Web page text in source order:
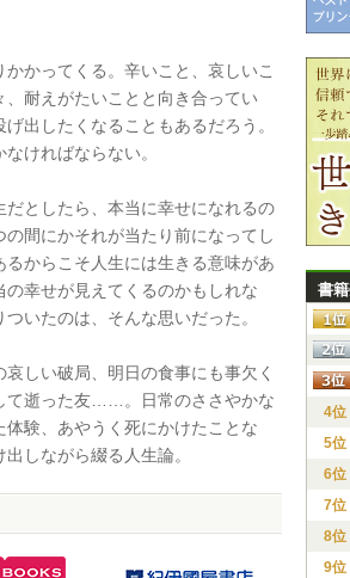
かってくる。辛いこと、哀しいこ
耐えがたいことと向き合ってい
出したくなることもあるだろう。
ければならない。
としたら、本当に幸せになれるの
間にかそれが当たり前になってし
からこそ人生には生きる意味があ
幸せが見えてくるのかもしれな
いたのは、そんな思いだった。
しい破局、明日の食事にも事欠く
て逝った友……。日常のささやかな
験、あやうく死にかけたことな
しながら綴る人生論。
書
4位
5位
6位
7位
8位
9位